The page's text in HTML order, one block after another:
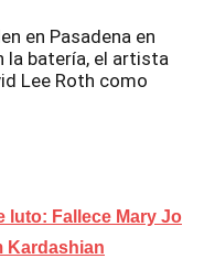
en Pasadena en
la batería, el artista
Lee Roth como
luto: Fallece Mary Jo
Kardashian